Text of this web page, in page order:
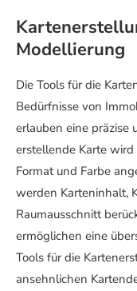
Modellierung
Die Tools für die
Bedürfnisse von
erlauben eine präzise
erstellende Karte
Format und Farbe
werden Karteninhalt,
Raumausschnitt
ermöglichen eine
Tools für die
ansehnlichen